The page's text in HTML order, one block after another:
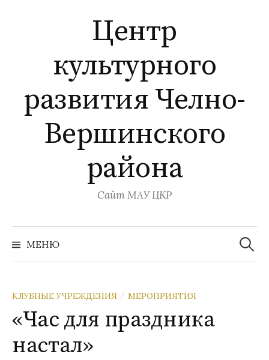
Центр
культурного
развития Челно-
Вершинского
района
Сайт МАУ ЦКР
МЕНЮ
Найти:
КЛУБНЫЕ УЧРЕЖДЕНИЯ / МЕРОПРИЯТИЯ
«Час для праздника
настал»